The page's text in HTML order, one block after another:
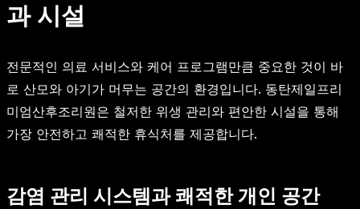
과 시설
전문적인 의료 서비스와 케어 프로그램만큼 중요한 것이 바
로 산모와 아기가 머무는 공간의 환경입니다. 동탄제일프리
미엄산후조리원은 철저한 위생 관리와 편안한 시설을 통해
가장 안전하고 쾌적한 휴식처를 제공합니다.
감염 관리 시스템과 쾌적한 개인 공간